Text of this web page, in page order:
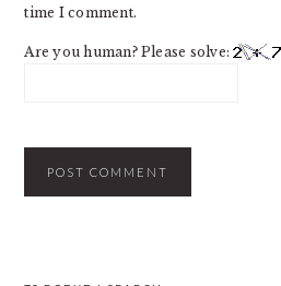
time I comment.
Are you human? Please solve: